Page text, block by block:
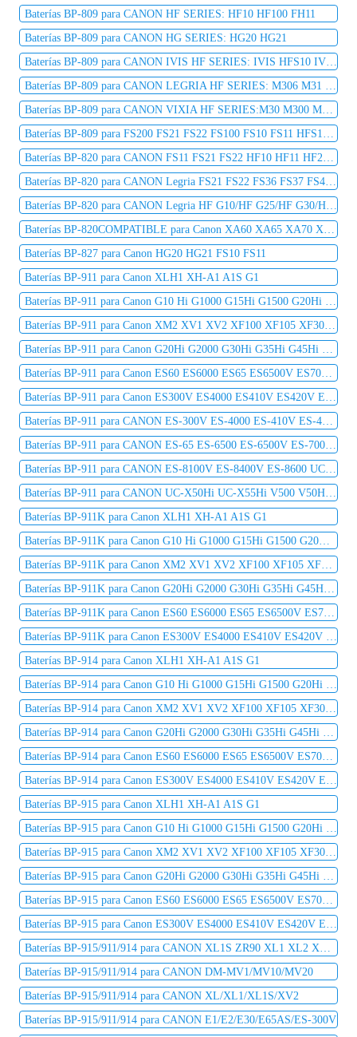
Baterías BP-809 para CANON HF SERIES: HF10 HF100 FH11
Baterías BP-809 para CANON HG SERIES: HG20 HG21
Baterías BP-809 para CANON IVIS HF SERIES: IVIS HFS10 IVIS HFS11 IVIS HF10 IVIS HF100 IVIS HF11 IVIS HF20 IVIS HG21
Baterías BP-809 para CANON LEGRIA HF SERIES: M306 M31 M36 S20 S200 S21
Baterías BP-809 para CANON VIXIA HF SERIES:M30 M300 M31 S10 S100 S11 S20 S200 S21 HF10 HF100 HF20 HF200 HG20 HG21 Printer
Baterías BP-809 para FS200 FS21 FS22 FS100 FS10 FS11 HFS100 HFS10 HF11
Baterías BP-820 para CANON FS11 FS21 FS22 HF10 HF11 HF20 HF21 HF100 HF200
Baterías BP-820 para CANON Legria FS21 FS22 FS36 FS37 FS46 FS200 FS305 FS306 FS307 FS406
Baterías BP-820 para CANON Legria HF G10/HF G25/HF G30/HF M31/HF M36/HF M46/HF M306/HF M406
Baterías BP-820COMPATIBLE para Canon XA60 XA65 XA70 XA75 VIXIA HF G70
Baterías BP-827 para Canon HG20 HG21 FS10 FS11
Baterías BP-911 para Canon XLH1 XH-A1 A1S G1
Baterías BP-911 para Canon G10 Hi G1000 G15Hi G1500 G20Hi G2000 G30Hi G35Hi G45Hi
Baterías BP-911 para Canon XM2 XV1 XV2 XF100 XF105 XF300 XF305 C2 DM-MV1 DM-MV10
Baterías BP-911 para Canon G20Hi G2000 G30Hi G35Hi G45Hi MV1 MV10 MV10i MV20 MV20i
Baterías BP-911 para Canon ES60 ES6000 ES65 ES6500V ES7000es ES7000V ES75 ES8000V
Baterías BP-911 para Canon ES300V ES4000 ES410V ES420V ES50 ES5000 ES520A ES55
Baterías BP-911 para CANON ES-300V ES-4000 ES-410V ES-420V ES-50 ES-5000 ES-520A ES-55 ES-60 ES-6000
Baterías BP-911 para CANON ES-65 ES-6500 ES-6500V ES-7000 ES-7000V ES-75 ES-8000 ES-8000V ES-8100V
Baterías BP-911 para CANON ES-8100V ES-8400V ES-8600 UC-X1Hi UC-X2 UC-X2Hi UC-X30Hi UC-X40Hi UC-X45Hi
Baterías BP-911 para CANON UC-X50Hi UC-X55Hi V500 V50Hi V520 V72 V60Hi V65Hi V75Hi UC-V100UC-V10HiUC-V200
Baterías BP-911K para Canon XLH1 XH-A1 A1S G1
Baterías BP-911K para Canon G10 Hi G1000 G15Hi G1500 G20Hi G2000 G30Hi G35Hi G45Hi
Baterías BP-911K para Canon XM2 XV1 XV2 XF100 XF105 XF300 XF305 C2 DM-MV1 DM-MV10
Baterías BP-911K para Canon G20Hi G2000 G30Hi G35Hi G45Hi MV1 MV10 MV10i MV20 MV20i
Baterías BP-911K para Canon ES60 ES6000 ES65 ES6500V ES7000es ES7000V ES75 ES8000V
Baterías BP-911K para Canon ES300V ES4000 ES410V ES420V ES50 ES5000 ES520A ES55
Baterías BP-914 para Canon XLH1 XH-A1 A1S G1
Baterías BP-914 para Canon G10 Hi G1000 G15Hi G1500 G20Hi G2000 G30Hi G35Hi G45Hi
Baterías BP-914 para Canon XM2 XV1 XV2 XF100 XF105 XF300 XF305 C2 DM-MV1 DM-MV10
Baterías BP-914 para Canon G20Hi G2000 G30Hi G35Hi G45Hi MV1 MV10 MV10i MV20 MV20i
Baterías BP-914 para Canon ES60 ES6000 ES65 ES6500V ES7000es ES7000V ES75 ES8000V
Baterías BP-914 para Canon ES300V ES4000 ES410V ES420V ES50 ES5000 ES520A ES55
Baterías BP-915 para Canon XLH1 XH-A1 A1S G1
Baterías BP-915 para Canon G10 Hi G1000 G15Hi G1500 G20Hi G2000 G30Hi G35Hi G45Hi
Baterías BP-915 para Canon XM2 XV1 XV2 XF100 XF105 XF300 XF305 C2 DM-MV1 DM-MV10
Baterías BP-915 para Canon G20Hi G2000 G30Hi G35Hi G45Hi MV1 MV10 MV10i MV20 MV20i
Baterías BP-915 para Canon ES60 ES6000 ES65 ES6500V ES7000es ES7000V ES75 ES8000V
Baterías BP-915 para Canon ES300V ES4000 ES410V ES420V ES50 ES5000 ES520A ES55
Baterías BP-915/911/914 para CANON XL1S ZR90 XL1 XL2 XLH1S
Baterías BP-915/911/914 para CANON DM-MV1/MV10/MV20
Baterías BP-915/911/914 para CANON XL/XL1/XL1S/XV2
Baterías BP-915/911/914 para CANON E1/E2/E30/E65AS/ES-300V